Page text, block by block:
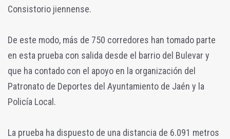
Consistorio jiennense.
De este modo, más de 750 corredores han tomado parte
en esta prueba con salida desde el barrio del Bulevar y
que ha contado con el apoyo en la organización del
Patronato de Deportes del Ayuntamiento de Jaén y la
Policía Local.
La prueba ha dispuesto de una distancia de 6.091 metros